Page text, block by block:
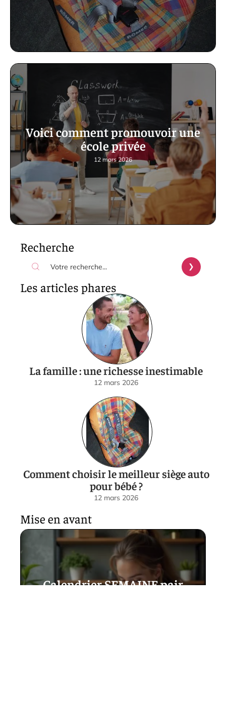
Voici comment promouvoir une
école privée
12 mars 2026
Recherche
Les articles phares
La famille : une richesse inestimable
12 mars 2026
Comment choisir le meilleur siège auto
pour bébé ?
12 mars 2026
Mise en avant
Calendrier SEMAINE pair